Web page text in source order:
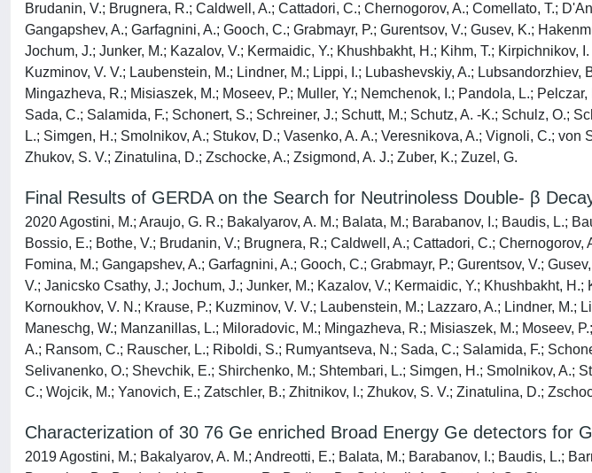
Brudanin, V.; Brugnera, R.; Caldwell, A.; Cattadori, C.; Chernogorov, A.; Comellato, T.;
Gangapshev, A.; Garfagnini, A.; Gooch, C.; Grabmayr, P.; Gurentsov, V.; Gusev, K.;
Jochum, J.; Junker, M.; Kazalov, V.; Kermaidic, Y.; Khushbakht, H.; Kihm, T.;
Kuzminov, V. V.; Laubenstein, M.; Lindner, M.; Lippi, I.; Lubashevskiy, A.;
Mingazheva, R.; Misiaszek, M.; Moseev, P.; Muller, Y.; Nemchenok, I.; Pandola, L.;
Sada, C.; Salamida, F.; Schonert, S.; Schreiner, J.; Schutt, M.; Schutz, A. -K.; Schulz, O.;
L.; Simgen, H.; Smolnikov, A.; Stukov, D.; Vasenko, A. A.; Veresnikova, A.; Vignoli, C.;
Zhukov, S. V.; Zinatulina, D.; Zschocke, A.; Zsigmond, A. J.; Zuber, K.; Zuzel, G.
Final Results of GERDA on the Search for Neutrinoless Double- β
2020 Agostini, M.; Araujo, G. R.; Bakalyarov, A. M.; Balata, M.; Barabanov, I.; Baudis, L.;
Bossio, E.; Bothe, V.; Brudanin, V.; Brugnera, R.; Caldwell, A.; Cattadori, C.;
Fomina, M.; Gangapshev, A.; Garfagnini, A.; Gooch, C.; Grabmayr, P.; Gurentsov, V.;
V.; Janicsko Csathy, J.; Jochum, J.; Junker, M.; Kazalov, V.; Kermaidic, Y.; Khushbakht,
Kornoukhov, V. N.; Krause, P.; Kuzminov, V. V.; Laubenstein, M.; Lazzaro, A.; Lindner,
Maneschg, W.; Manzanillas, L.; Miloradovic, M.; Mingazheva, R.; Misiaszek, M.; Moseev,
A.; Ransom, C.; Rauscher, L.; Riboldi, S.; Rumyantseva, N.; Sada, C.; Salamida, F.;
Selivanenko, O.; Shevchik, E.; Shirchenko, M.; Shtembari, L.; Simgen, H.; Smolnikov, A.;
C.; Wojcik, M.; Yanovich, E.; Zatschler, B.; Zhitnikov, I.; Zhukov, S. V.; Zinatulina, D.;
Characterization of 30 76 Ge enriched Broad Energy Ge detectors for
2019 Agostini, M.; Bakalyarov, A. M.; Andreotti, E.; Balata, M.; Barabanov, I.; Baudis, L.;